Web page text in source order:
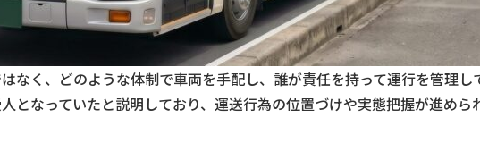
なく、どのような体制で車両を手配し、誰が責任を持って運行を管理
となっていたと説明しており、運送行為の位置づけや実態把握が進めら